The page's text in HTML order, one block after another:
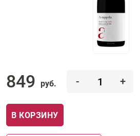
849 руб. - +
В КОРЗИНУ